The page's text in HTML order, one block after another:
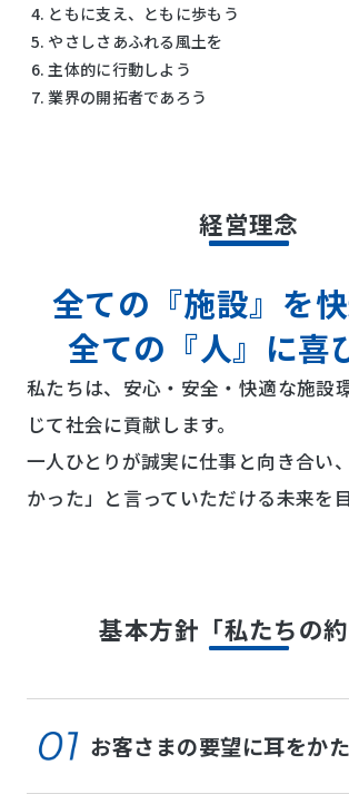
ともに支え、ともに歩もう
やさしさあふれる風土を
主体的に行動しよう
業界の開拓者であろう
経営理念
全ての『施設』を快
全ての『人』に喜
私たちは、安心・安全・快適な施設
じて社会に貢献します。
一人ひとりが誠実に仕事と向き合い
かった」と言っていただける未来を目
基本方針「私たちの約
お客さまの要望に耳をか